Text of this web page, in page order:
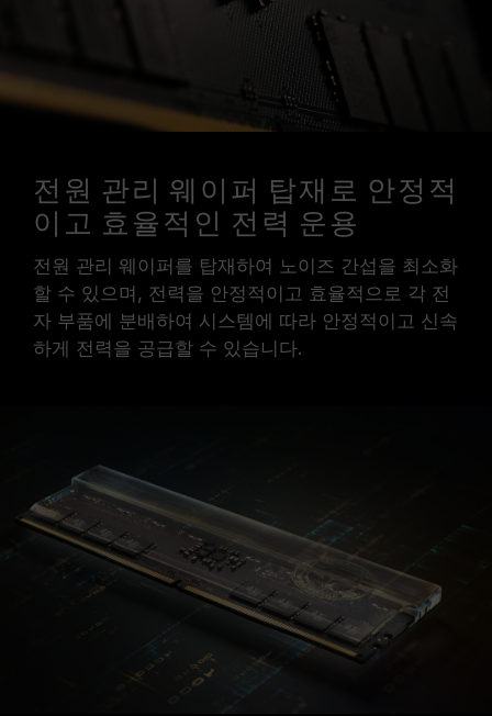
전원 관리 웨이퍼 탑재로 안정적
이고 효율적인 전력 운용
전원 관리 웨이퍼를 탑재하여 노이즈 간섭을 최소화
할 수 있으며, 전력을 안정적이고 효율적으로 각 전
자 부품에 분배하여 시스템에 따라 안정적이고 신속
하게 전력을 공급할 수 있습니다.